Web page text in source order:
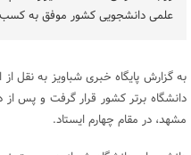
علمی دانشجویی کشور موفق به کسب
به گزارش پایگاه خبری شباویز به نقل از
دانشگاه برتر کشور قرار گرفت و پس
مشهد، در مقام چهارم ایستاد.